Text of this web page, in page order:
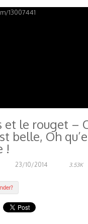
13007441
et le rouget –
belle, Oh
!
23/10/2014
3.53K